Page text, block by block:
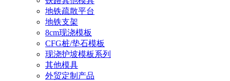
地铁疏散平台
地铁支架
8cm现浇模板
CFG桩/垫石模板
现浇护坡模板系列
其他模具
外贸定制产品